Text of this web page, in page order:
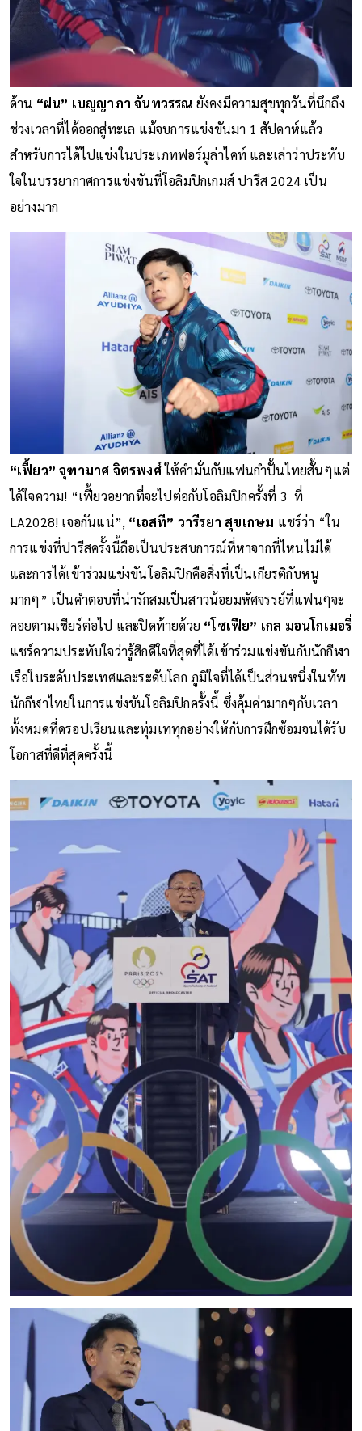
ด้าน “ฝน” เบญญาภา จันทวรรณ ยังคงมีความสุขทุกวันที่นึกถึง
ช่วงเวลาที่ได้ออกสู่ทะเล แม้จบการแข่งขันมา 1 สัปดาห์แล้ว
สำหรับการได้ไปแข่งในประเภทฟอร์มูล่าไคท์ และเล่าว่าประทับ
ใจในบรรยากาศการแข่งขันที่โอลิมปิกเกมส์ ปารีส 2024 เป็น
อย่างมาก
“เฟี้ยว” จุฑามาศ จิตรพงศ์ให้คำมั่นกับแฟนกำปั้นไทยสั้นๆแต่
ได้ใจความ! “เฟี้ยวอยากที่จะไปต่อกับโอลิมปิกครั้งที่ 3 ที่
LA2028! เจอกันแน่”, “เอสที” วารีรยา สุขเกษม แชร์ว่า “ใน
การแข่งที่ปารีสครั้งนี้ถือเป็นประสบการณ์ที่หาจากที่ไหนไม่ได้
และการได้เข้าร่วมแข่งขันโอลิมปิกคือสิ่งที่เป็นเกียรติกับหนู
มากๆ” เป็นคำตอบที่น่ารักสมเป็นสาวน้อยมหัศจรรย์ที่แฟนๆจะ
คอยตามเชียร์ต่อไป และปิดท้ายด้วย “โซเฟีย” เกล มอนโกเมอรี่
แชร์ความประทับใจว่ารู้สึกดีใจที่สุดที่ได้เข้าร่วมแข่งขันกับนักกีฬา
เรือใบระดับประเทศและระดับโลก ภูมิใจที่ได้เป็นส่วนหนึ่งในทัพ
นักกีฬาไทยในการแข่งขันโอลิมปิกครั้งนี้ ซึ่งคุ้มค่ามากๆกับเวลา
ทั้งหมดที่ดรอปเรียนและทุ่มเททุกอย่างให้กับการฝึกซ้อมจนได้รับ
โอกาสที่ดีที่สุดครั้งนี้